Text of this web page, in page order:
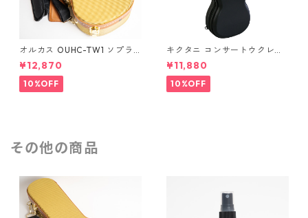
オルカス OUHC-TW1 ソプラ
ノウクレレ用ハードケース
¥12,870
10%OFF
キクタニ コンサートウクレレ
用ハードケース UPC-12N
¥11,880
10%OFF
その他の商品